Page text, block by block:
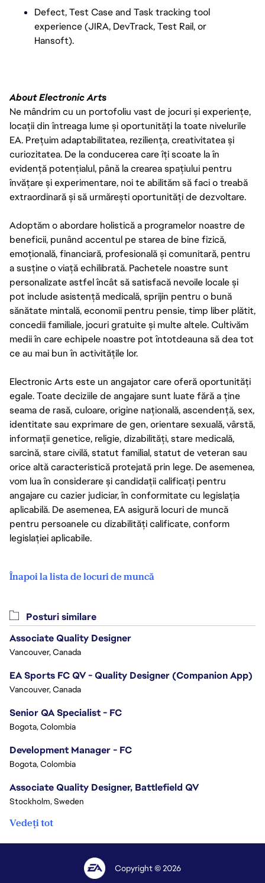
Defect, Test Case and Task tracking tool
experience (JIRA, DevTrack, Test Rail, or
Hansoft).
About Electronic Arts
Ne mândrim cu un portofoliu vast de jocuri și experiențe,
locații din întreaga lume și oportunități la toate nivelurile
EA. Prețuim adaptabilitatea, reziliența, creativitatea și
curiozitatea. De la conducerea care îți scoate la în
evidență potențialul, până la crearea spațiului pentru
învățare și experimentare, noi te abilităm să faci o treabă
extraordinară și să urmărești oportunități de dezvoltare.
Adoptăm o abordare holistică a programelor noastre de
beneficii, punând accentul pe starea de bine fizică,
emoțională, financiară, profesională și comunitară, pentru
a susține o viață echilibrată. Pachetele noastre sunt
personalizate astfel încât să satisfacă nevoile locale și
pot include asistență medicală, sprijin pentru o bună
sănătate mintală, economii pentru pensie, timp liber plătit,
concedii familiale, jocuri gratuite și multe altele. Cultivăm
medii în care echipele noastre pot întotdeauna să dea tot
ce au mai bun în activitățile lor.
Electronic Arts este un angajator care oferă oportunități
egale. Toate deciziile de angajare sunt luate fără a ține
seama de rasă, culoare, origine națională, ascendență, sex,
identitate sau exprimare de gen, orientare sexuală, vârstă,
informații genetice, religie, dizabilități, stare medicală,
sarcină, stare civilă, statut familial, statut de veteran sau
orice altă caracteristică protejată prin lege. De asemenea,
vom lua în considerare și candidații calificați pentru
angajare cu cazier judiciar, în conformitate cu legislația
aplicabilă. De asemenea, EA asigură locuri de muncă
pentru persoanele cu dizabilități calificate, conform
legislației aplicabile.
Înapoi la lista de locuri de muncă
Posturi similare
Associate Quality Designer
Vancouver, Canada
EA Sports FC QV - Quality Designer (Companion App)
Vancouver, Canada
Senior QA Specialist - FC
Bogota, Colombia
Development Manager - FC
Bogota, Colombia
Associate Quality Designer, Battlefield QV
Stockholm, Sweden
Vedeți tot
Copyright © 2026